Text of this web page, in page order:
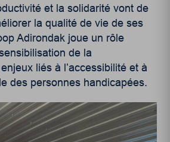
et la solidarité vont de
la qualité de vie de ses
Adirondak joue un rôle
de la
liés à l’accessibilité et à
des personnes handicapées.